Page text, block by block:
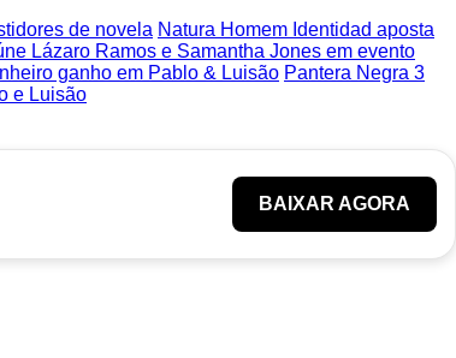
de novela Natura Homem Identidad aposta
Lázaro Ramos e Samantha Jones em evento
ganho em Pablo & Luisão Pantera Negra 3
e Luisão
BAIXAR AGORA